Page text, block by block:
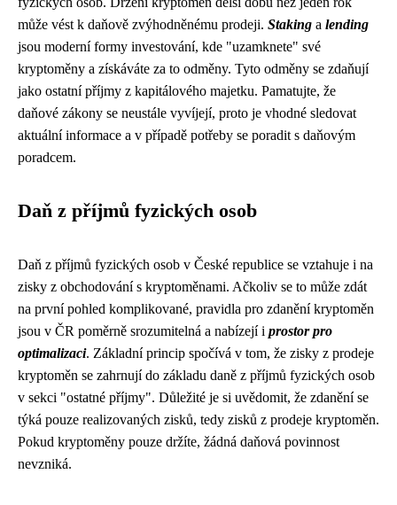
může vést k daňově zvýhodněnému prodeji. Staking a lending
jsou moderní formy investování, kde "uzamknete" své
kryptoměny a získáváte za to odměny. Tyto odměny se zdaňují
jako ostatní příjmy z kapitálového majetku. Pamatujte, že
daňové zákony se neustále vyvíjejí, proto je vhodné sledovat
aktuální informace a v případě potřeby se poradit s daňovým
poradcem.
Daň z příjmů fyzických osob
Daň z příjmů fyzických osob v České republice se vztahuje i na
zisky z obchodování s kryptoměnami. Ačkoliv se to může zdát
na první pohled komplikované, pravidla pro zdanění kryptoměn
jsou v ČR poměrně srozumitelná a nabízejí i prostor pro
optimalizaci. Základní princip spočívá v tom, že zisky z prodeje
kryptoměn se zahrnují do základu daně z příjmů fyzických osob
v sekci "ostatné příjmy". Důležité je si uvědomit, že zdanění se
týká pouze realizovaných zisků, tedy zisků z prodeje kryptoměn.
Pokud kryptoměny pouze držíte, žádná daňová povinnost
nevzniká.